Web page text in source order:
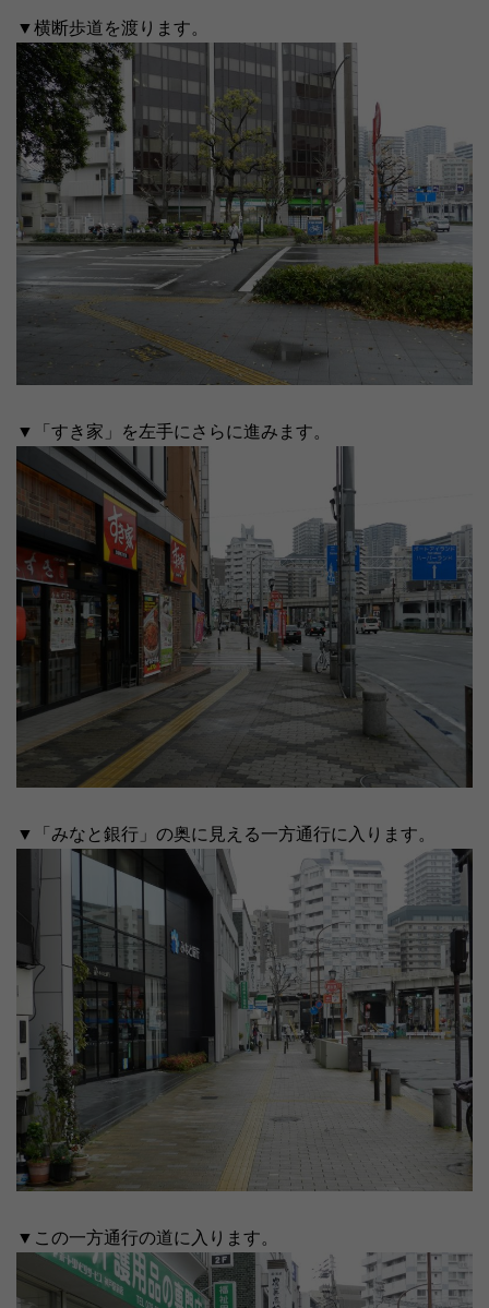
▼横断歩道を渡ります。
▼「すき家」を左手にさらに進みます。
▼「みなと銀行」の奥に見える一方通行に入ります。
▼この一方通行の道に入ります。